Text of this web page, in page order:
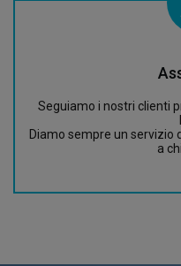
Seguiamo i nostri clienti
Diamo sempre un servizio
a